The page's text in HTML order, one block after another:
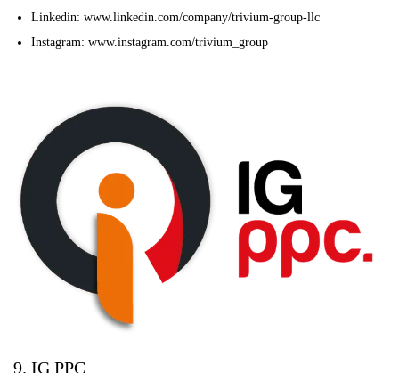
Linkedin: www.linkedin.com/company/trivium-group-llc
Instagram: www.instagram.com/trivium_group
9. IG PPC